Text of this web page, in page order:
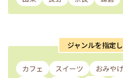
ジャンルを指定
カフェ スイーツ おみやげ